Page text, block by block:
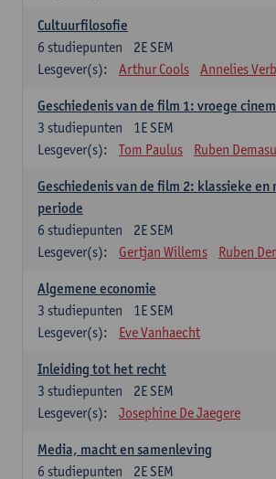
Cultuurfilosofie
2E SEM
6 studiepunten
Lesgever(s):
Arthur Cools Annelies
Geschiedenis van de film 1: vroege
1E SEM
3 studiepunten
Lesgever(s):
Tom Paulus Ruben
Geschiedenis van de film 2: klassieke en
periode
2E SEM
6 studiepunten
Lesgever(s):
Gertjan Willems Ruben
Algemene economie
1E SEM
3 studiepunten
Lesgever(s):
Eve Vanhaecht
Inleiding tot het recht
2E SEM
3 studiepunten
Lesgever(s):
Josephine De Jaegere
Media, macht en samenleving
2E SEM
6 studiepunten